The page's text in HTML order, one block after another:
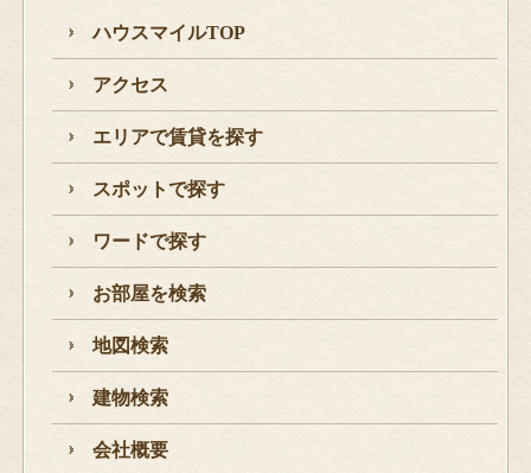
ハウスマイルTOP
アクセス
エリアで賃貸を探す
スポットで探す
ワードで探す
お部屋を検索
地図検索
建物検索
会社概要